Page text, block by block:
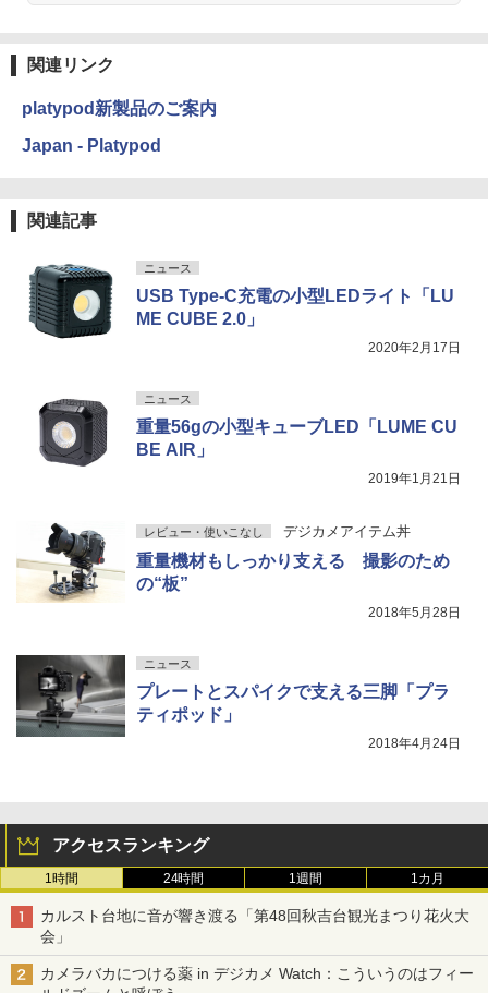
関連リンク
platypod新製品のご案内
Japan - Platypod
関連記事
ニュース
USB Type-C充電の小型LEDライト「LU
ME CUBE 2.0」
2020年2月17日
ニュース
重量56gの小型キューブLED「LUME CU
BE AIR」
2019年1月21日
レビュー・使いこなし デジカメアイテム丼
重量機材もしっかり支える 撮影のため
の“板”
2018年5月28日
ニュース
プレートとスパイクで支える三脚「プラ
ティポッド」
2018年4月24日
アクセスランキング
1時間 24時間 1週間 1カ月
カルスト台地に音が響き渡る「第48回秋吉台観光まつり花火大
会」
カメラバカにつける薬 in デジカメ Watch：こういうのはフィー